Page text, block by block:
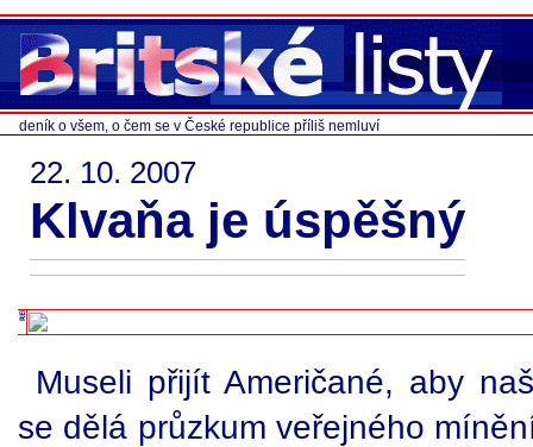
deník o všem, o čem se v České republice příliš nemluví
22. 10. 2007
Klvaňa je úspěšný
Museli přijít Američané, aby
se dělá průzkum veřejného